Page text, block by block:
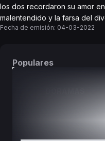
los dos recordaron su amor
malentendido y la farsa del
Fecha de emisión: 04-03-2022
Populares